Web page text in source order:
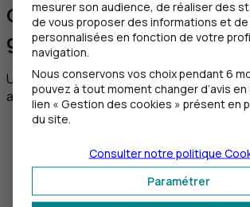
Quels sont les
gestion proactive de la
Une gestion proactive de la trésorerie
avantages significatifs pour une
Anticiper le besoin de liquidités
financières, il est plus facile de
activités comptables et de
de liquidités à court terme,
mesurer son audience, de réaliser des
de vous proposer des informations et de
personnalisées en fonction de votre
navigation.
Nous conservons vos choix pendant 6
pouvez à tout moment changer d’avis
lien « Gestion des cookies » présent en
du site.
Paramétrer
Consulter notre politique